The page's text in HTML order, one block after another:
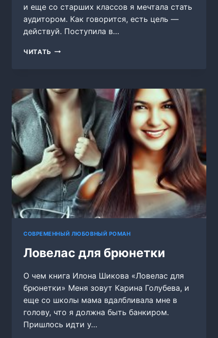
и еще со старших классов я мечтала стать
аудитором. Как говорится, есть цель —
действуй. Поступила в…
ЧИТАТЬ СЕРДЦЕЕД
СОВРЕМЕННЫЙ ЛЮБОВНЫЙ РОМАН
Ловелас для брюнетки
О чем книга Илона Шикова «Ловелас для
брюнетки» Меня зовут Карина Голубева, и
еще со школы мама вдалбливала мне в
голову, что я должна быть банкиром.
Пришлось идти у…